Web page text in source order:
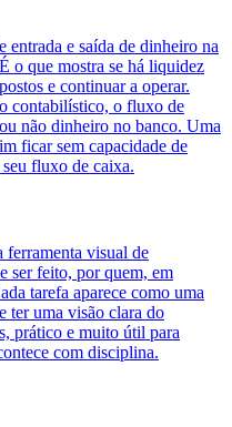
e saída de dinheiro na
o que mostra se há liquidez
e continuar a operar.
contabilístico, o fluxo de
não dinheiro no banco. Uma
ficar sem capacidade de
fluxo de caixa.
visual de
ser feito, por quem, em
tarefa aparece como uma
ter uma visão clara do
prático e muito útil para
com disciplina.